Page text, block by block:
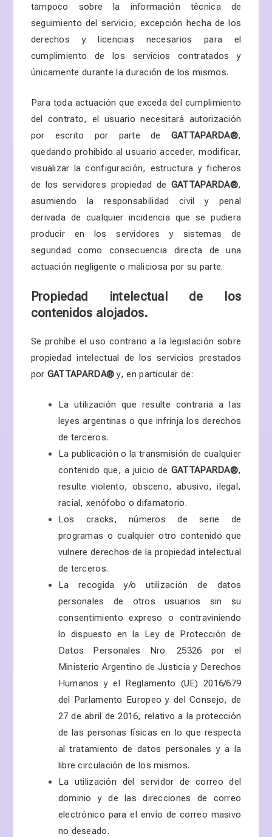
tampoco sobre la información técnica de
seguimiento del servicio, excepción hecha de los
derechos y licencias necesarios para el
cumplimiento de los servicios contratados y
únicamente durante la duración de los mismos.
Para toda actuación que exceda del cumplimiento
del contrato, el usuario necesitará autorización
por escrito por parte de GATTAPARDA®,
quedando prohibido al usuario acceder, modificar,
visualizar la configuración, estructura y ficheros
de los servidores propiedad de GATTAPARDA®,
asumiendo la responsabilidad civil y penal
derivada de cualquier incidencia que se pudiera
producir en los servidores y sistemas de
seguridad como consecuencia directa de una
actuación negligente o maliciosa por su parte.
Propiedad intelectual de los
contenidos alojados.
Se prohíbe el uso contrario a la legislación sobre
propiedad intelectual de los servicios prestados
por GATTAPARDA®y, en particular de:
La utilización que resulte contraria a las
leyes argentinas o que infrinja los derechos
de terceros.
La publicación o la transmisión de cualquier
contenido que, a juicio de GATTAPARDA®,
resulte violento, obsceno, abusivo, ilegal,
racial, xenófobo o difamatorio.
Los cracks, números de serie de
programas o cualquier otro contenido que
vulnere derechos de la propiedad intelectual
de terceros.
La recogida y/o utilización de datos
personales de otros usuarios sin su
consentimiento expreso o contraviniendo
lo dispuesto en la Ley de Protección de
Datos Personales Nro. 25326 por el
Ministerio Argentino de Justicia y Derechos
Humanos y el Reglamento (UE) 2016/679
del Parlamento Europeo y del Consejo, de
27 de abril de 2016, relativo a la protección
de las personas físicas en lo que respecta
al tratamiento de datos personales y a la
libre circulación de los mismos.
La utilización del servidor de correo del
dominio y de las direcciones de correo
electrónico para el envío de correo masivo
no deseado.